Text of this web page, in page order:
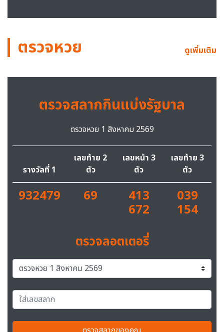
ตรวจหวย ดูเพิ่มเติม
ตรวจสลากกินแบ่งรัฐบาล
ตรวจหวย 1 สิงหาคม 2569
รางวัลที่ 1
เลขท้าย 2
ตัว
เลขหน้า 3
ตัว
เลขท้าย 3
ตัว
932479 69 413
672
039
154
ตรวจลอตเตอรี่